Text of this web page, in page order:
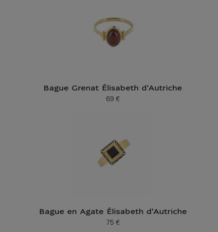
Bague Grenat Élisabeth d'Autriche
Prix ​​actuel
69 €
Bague en Agate Élisabeth d'Autriche
Prix ​​actuel
75 €